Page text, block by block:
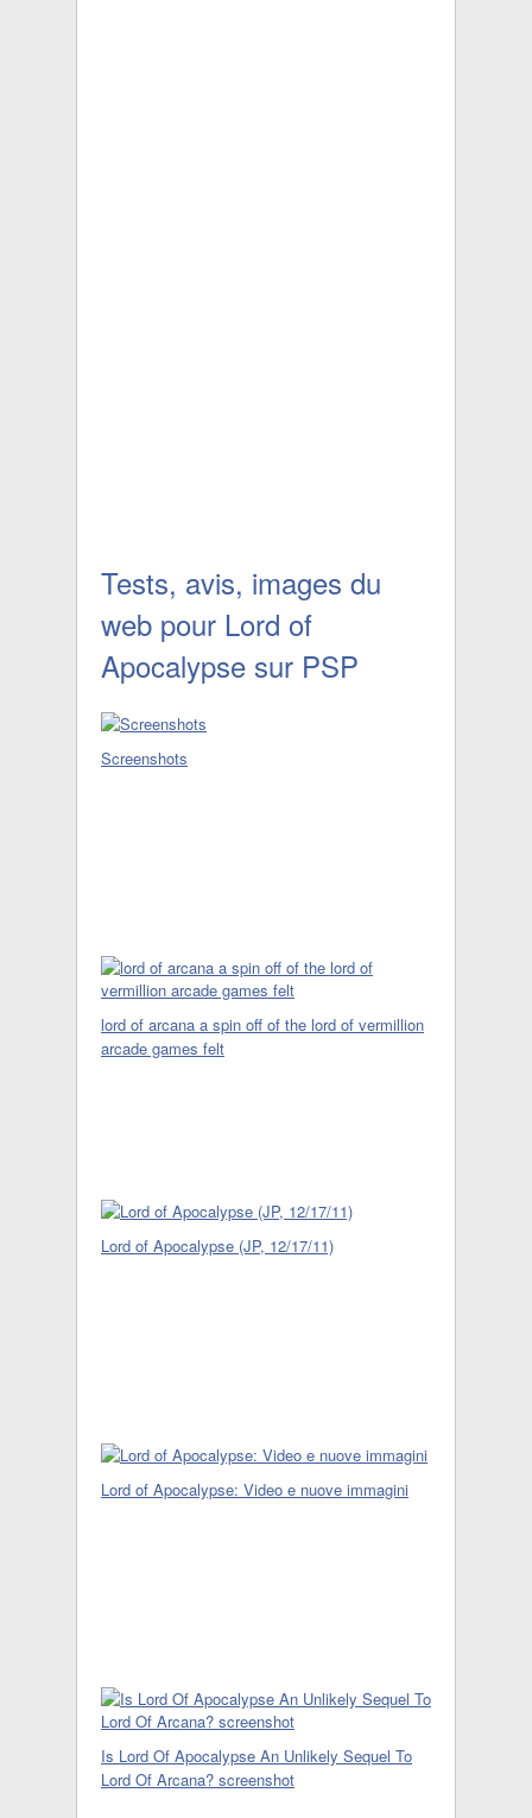
Tests, avis, images du
web pour Lord of
Apocalypse sur PSP
Screenshots
lord of arcana a spin off of the lord of vermillion
arcade games felt
Lord of Apocalypse (JP, 12/17/11)
Lord of Apocalypse: Video e nuove immagini
Is Lord Of Apocalypse An Unlikely Sequel To
Lord Of Arcana? screenshot